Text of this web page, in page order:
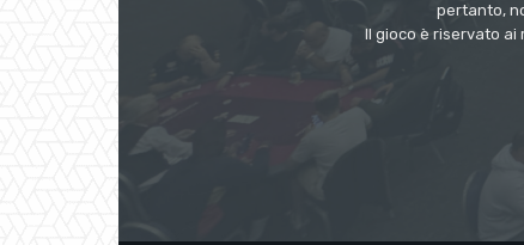
pertanto,
Il gioco è riservato